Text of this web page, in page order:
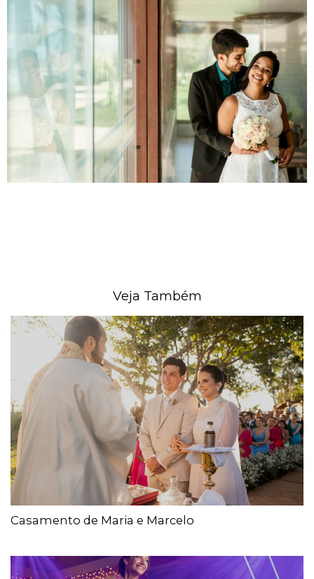
Veja Também
Casamento de Maria e Marcelo